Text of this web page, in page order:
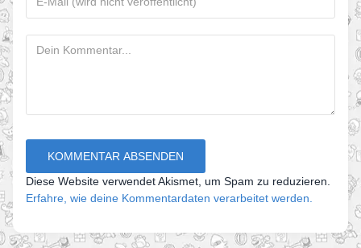
Diese Website verwendet Akismet, um Spam zu reduzieren.
Erfahre, wie deine Kommentardaten verarbeitet werden.